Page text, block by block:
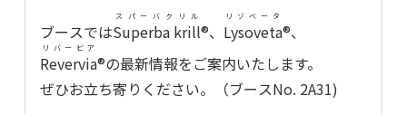
ブースではSuperba krill
スパーバクリル
®、 Lysoveta
リゾベータ
®、
Revervia
リバービア
®の最新情報をご案内いたします。
ぜひお立ち寄りください。（ブースNo. 2A31)